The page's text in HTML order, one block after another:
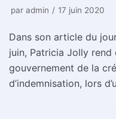
par admin 17 juin 2020
Dans son article du
juin, Patricia Jolly
gouvernement de la
d’indemnisation, lors